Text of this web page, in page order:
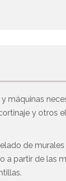
máquinas
y otros
de
a partir de las